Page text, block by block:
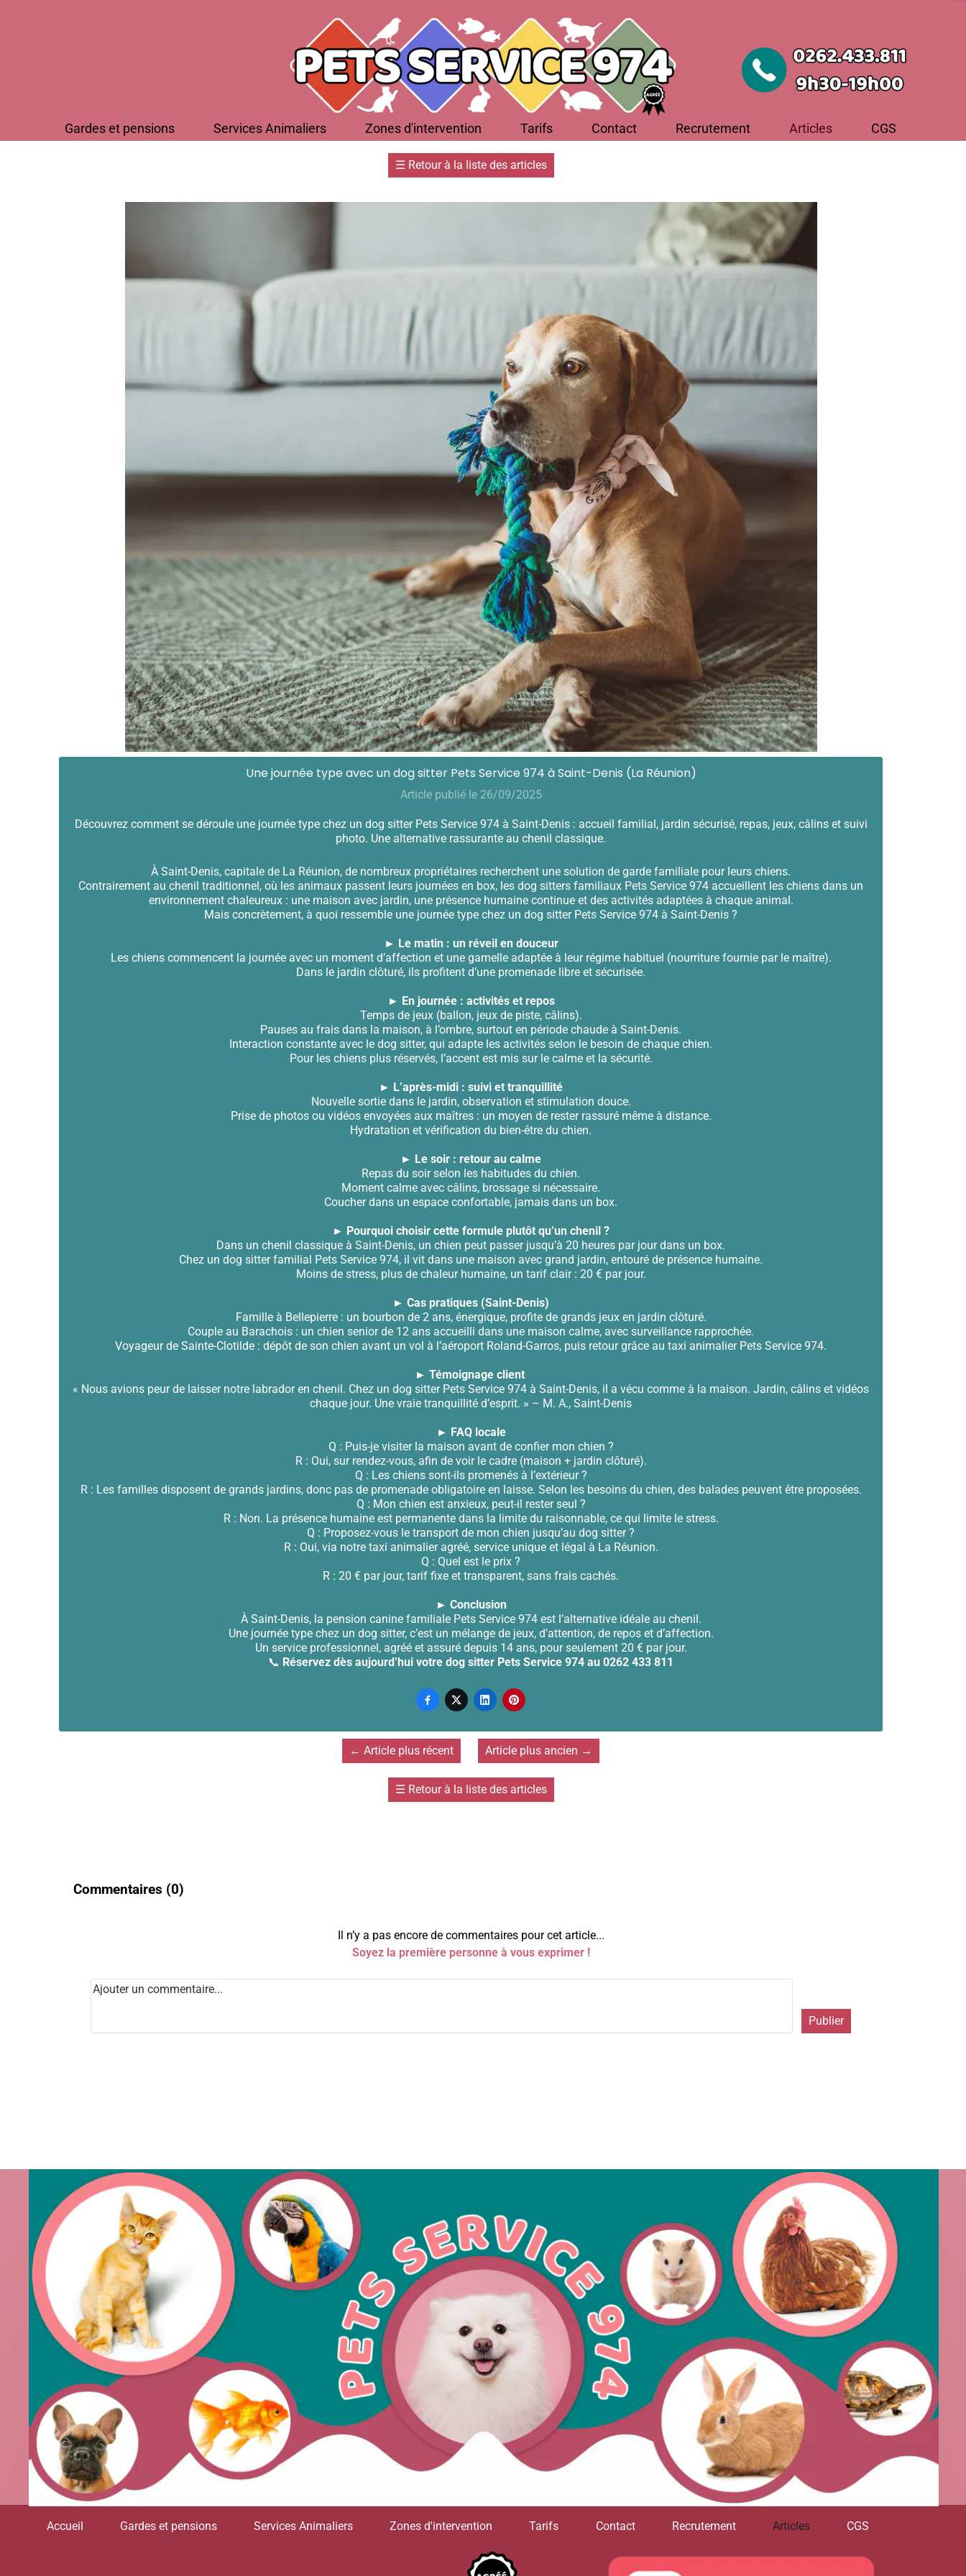
Gardes et pensions Services Animaliers Zones d'intervention Tarifs Contact Recrutement Articles CGS
Accueil Gardes et pensions Services Animaliers Zones d'intervention Tarifs Contact Recrutement Articles CGS
☰ Retour à la liste des articles
Une journée type avec un dog sitter Pets Service 974 à Saint-Denis (La Réunion)
Article publié le 26/09/2025
Découvrez comment se déroule une journée type chez un dog sitter Pets Service 974 à Saint-Denis : accueil familial, jardin sécurisé, repas, jeux, câlins et suivi
photo. Une alternative rassurante au chenil classique.
À Saint-Denis, capitale de La Réunion, de nombreux propriétaires recherchent une solution de garde familiale pour leurs chiens.
Contrairement au chenil traditionnel, où les animaux passent leurs journées en box, les dog sitters familiaux Pets Service 974 accueillent les chiens dans un
environnement chaleureux : une maison avec jardin, une présence humaine continue et des activités adaptées à chaque animal.
Mais concrètement, à quoi ressemble une journée type chez un dog sitter Pets Service 974 à Saint-Denis ?
► Le matin : un réveil en douceur
Les chiens commencent la journée avec un moment d’affection et une gamelle adaptée à leur régime habituel (nourriture fournie par le maître).
Dans le jardin clôturé, ils profitent d’une promenade libre et sécurisée.
► En journée : activités et repos
Temps de jeux (ballon, jeux de piste, câlins).
Pauses au frais dans la maison, à l’ombre, surtout en période chaude à Saint-Denis.
Interaction constante avec le dog sitter, qui adapte les activités selon le besoin de chaque chien.
Pour les chiens plus réservés, l’accent est mis sur le calme et la sécurité.
► L’après-midi : suivi et tranquillité
Nouvelle sortie dans le jardin, observation et stimulation douce.
Prise de photos ou vidéos envoyées aux maîtres : un moyen de rester rassuré même à distance.
Hydratation et vérification du bien-être du chien.
► Le soir : retour au calme
Repas du soir selon les habitudes du chien.
Moment calme avec câlins, brossage si nécessaire.
Coucher dans un espace confortable, jamais dans un box.
► Pourquoi choisir cette formule plutôt qu’un chenil ?
Dans un chenil classique à Saint-Denis, un chien peut passer jusqu’à 20 heures par jour dans un box.
Chez un dog sitter familial Pets Service 974, il vit dans une maison avec grand jardin, entouré de présence humaine.
Moins de stress, plus de chaleur humaine, un tarif clair : 20 € par jour.
► Cas pratiques (Saint-Denis)
Famille à Bellepierre : un bourbon de 2 ans, énergique, profite de grands jeux en jardin clôturé.
Couple au Barachois : un chien senior de 12 ans accueilli dans une maison calme, avec surveillance rapprochée.
Voyageur de Sainte-Clotilde : dépôt de son chien avant un vol à l’aéroport Roland-Garros, puis retour grâce au taxi animalier Pets Service 974.
► Témoignage client
« Nous avions peur de laisser notre labrador en chenil. Chez un dog sitter Pets Service 974 à Saint-Denis, il a vécu comme à la maison. Jardin, câlins et vidéos
chaque jour. Une vraie tranquillité d’esprit. » – M. A., Saint-Denis
► FAQ locale
Q : Puis-je visiter la maison avant de confier mon chien ?
R : Oui, sur rendez-vous, afin de voir le cadre (maison + jardin clôturé).
Q : Les chiens sont-ils promenés à l’extérieur ?
R : Les familles disposent de grands jardins, donc pas de promenade obligatoire en laisse. Selon les besoins du chien, des balades peuvent être proposées.
Q : Mon chien est anxieux, peut-il rester seul ?
R : Non. La présence humaine est permanente dans la limite du raisonnable, ce qui limite le stress.
Q : Proposez-vous le transport de mon chien jusqu’au dog sitter ?
R : Oui, via notre taxi animalier agréé, service unique et légal à La Réunion.
Q : Quel est le prix ?
R : 20 € par jour, tarif fixe et transparent, sans frais cachés.
► Conclusion
À Saint-Denis, la pension canine familiale Pets Service 974 est l’alternative idéale au chenil.
Une journée type chez un dog sitter, c’est un mélange de jeux, d’attention, de repos et d’affection.
Un service professionnel, agréé et assuré depuis 14 ans, pour seulement 20 € par jour.
📞 Réservez dès aujourd’hui votre dog sitter Pets Service 974 au 0262 433 811
   
← Article plus récent Article plus ancien →
☰ Retour à la liste des articles
Commentaires (0)
Il n’y a pas encore de commentaires pour cet article...
Soyez la première personne à vous exprimer !
Publier